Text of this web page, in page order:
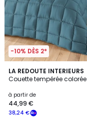
-10% DÈS 2*
LA REDOUTE INTERIEURS
Couette tempérée colorée
à partir de
38,24 €
44,99 €
4,3
/ 5
6
Couleurs